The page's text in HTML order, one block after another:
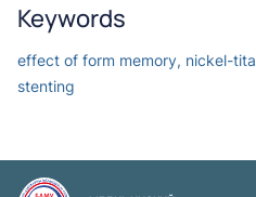
Keywords
effect of form memory, nickel-
stenting